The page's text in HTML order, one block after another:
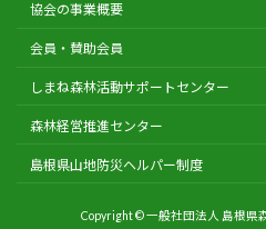
協会の事業概要
会員・賛助会員
しまね森林活動サポートセンター
森林経営推進センター
島根県山地防災ヘルパー制度
Copyright © 一般社団法人 島根県